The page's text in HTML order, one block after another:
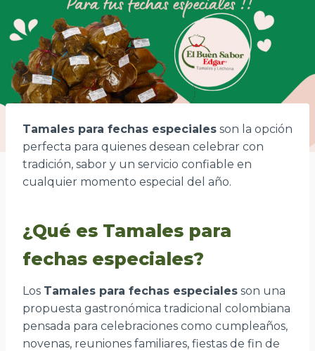
Tamales para fechas especiales son la opción
perfecta para quienes desean celebrar con
tradición, sabor y un servicio confiable en
cualquier momento especial del año.
¿Qué es Tamales para
fechas especiales?
Los Tamales para fechas especiales son una
propuesta gastronómica tradicional colombiana
pensada para celebraciones como cumpleaños,
novenas, reuniones familiares, fiestas de fin de